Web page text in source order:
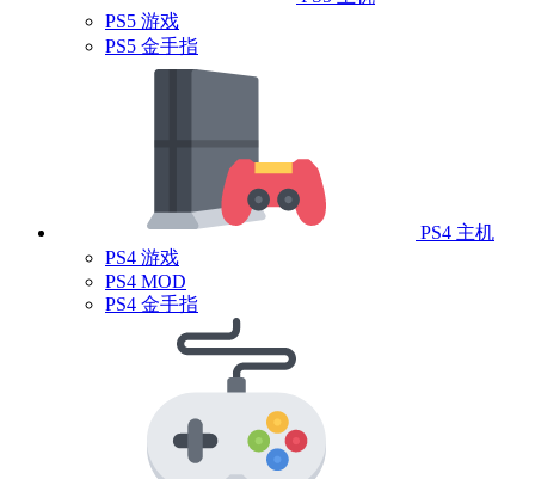
PS5 游戏
PS5 金手指
PS4 主机
PS4 游戏
PS4 MOD
PS4 金手指